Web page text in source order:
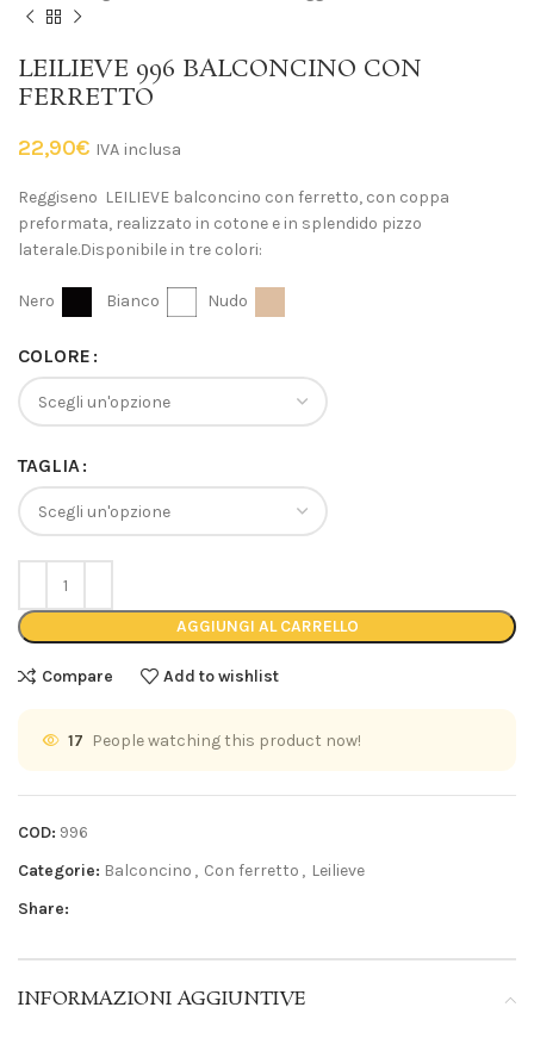
LEILIEVE 996 BALCONCINO CON
FERRETTO
22,90€ IVA inclusa
Reggiseno LEILIEVE balconcino con ferretto, con coppa
preformata, realizzato in cotone e in splendido pizzo
laterale.Disponibile in tre colori:
Nero Bianco Nudo
COLORE
TAGLIA
AGGIUNGI AL CARRELLO
Compare Add to wishlist
17 People watching this product now!
COD: 996
Categorie: Balconcino , Con ferretto , Leilieve
Share:
INFORMAZIONI AGGIUNTIVE